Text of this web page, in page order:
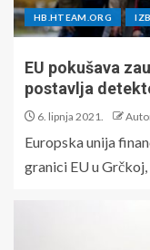
HB.HTEAM.ORG
EU pokušava
postavlja
6. lipnja 2021.
Europska unija
granici EU u Grčkoj,